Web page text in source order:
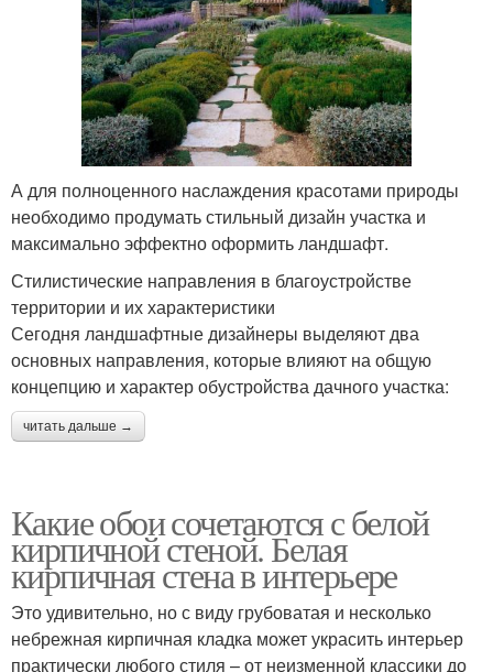
А для полноценного наслаждения красотами природы
необходимо продумать стильный дизайн участка и
максимально эффектно оформить ландшафт.
Стилистические направления в благоустройстве
территории и их характеристики
Сегодня ландшафтные дизайнеры выделяют два
основных направления, которые влияют на общую
концепцию и характер обустройства дачного участка:
читать дальше →
Какие обои сочетаются с белой
кирпичной стеной. Белая
кирпичная стена в интерьере
Это удивительно, но с виду грубоватая и несколько
небрежная кирпичная кладка может украсить интерьер
практически любого стиля – от неизменной классики до